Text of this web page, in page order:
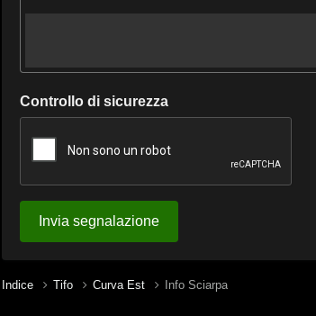
Controllo di sicurezza
Invia segnalazione
Indice Tifo Curva Est Info Sciarpa